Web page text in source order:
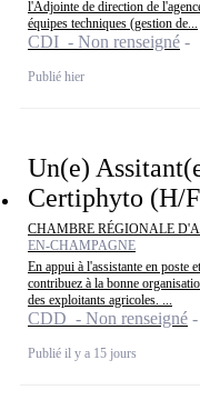
l'Adjointe de direction de
équipes techniques (gestion de...
CDI - Non renseigné
Publié hier
Un(e)
Certiphyto (H/
CHAMBRE RÉGIONALE
EN-CHAMPAGNE
En appui à l'assistante en poste
contribuez à la bonne
des exploitants agricoles. ...
CDD - Non renseigné
Publié il y a 15 jours